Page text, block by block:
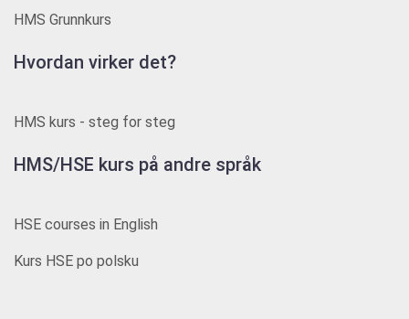
HMS Grunnkurs
Hvordan virker det?
HMS kurs - steg for steg
HMS/HSE kurs på andre språk
HSE courses in English
Kurs HSE po polsku